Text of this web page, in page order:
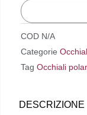
COD N/A
Categorie
Tag Occhiali
DESCRIZIONE